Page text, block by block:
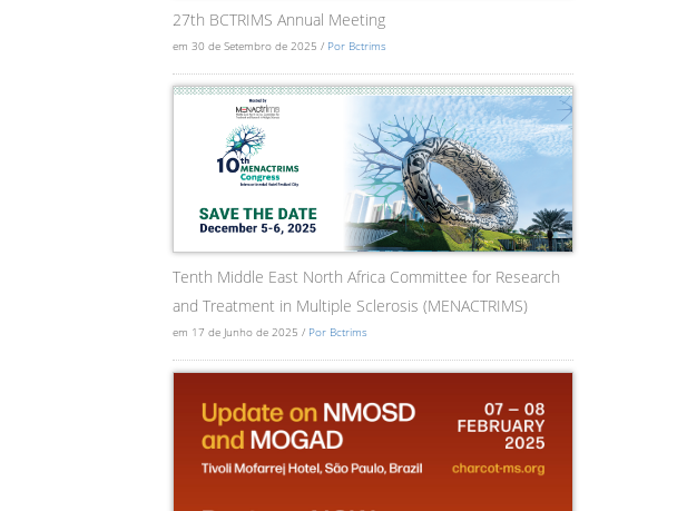
27th BCTRIMS Annual Meeting
em 30 de Setembro de 2025 / Por Bctrims
Tenth Middle East North Africa Committee for Research
and Treatment in Multiple Sclerosis (MENACTRIMS)
em 17 de Junho de 2025 / Por Bctrims